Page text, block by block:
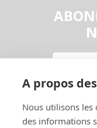
En
A propos
Nous utilisons les
des informations